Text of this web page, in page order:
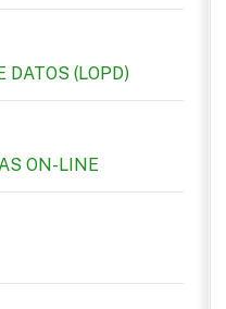
DATOS (LOPD)
ON-LINE